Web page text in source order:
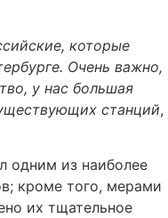
которые
Очень важно,
у нас большая
станций,
одним из наиболее
кроме того, мерами
их тщательное